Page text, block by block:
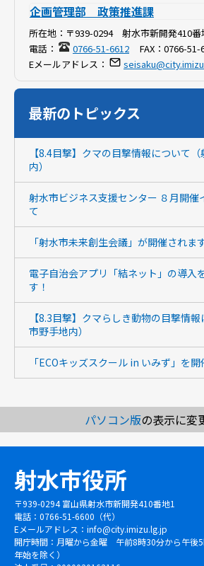
企画管理部 政策推進課
所在地： 〒939-0294 射水市新開発410番
電話：
0766-51-6612 FAX： 0766-51-
Eメールアドレス：
最新のトピックス
【8.4目撃】クマの目撃情報について
内）
射水市ビジネス支援センター ８月開催
て
「射水市未来創生会議」が開催されま
電子自治会アプリ「結ネット」の導入
す！
【8.3目撃】クマらしき動物の目撃情
市野手地内）
「ECOキッズスクール in いみず」を開
パソコン版の表示に変
射水市役所
〒939-0294 富山県射水市新開発410番地1
電話：0766-51-6600（代）
Eメールアドレス： info@city.imizu.lg.jp
開庁時間：月曜から金曜 午前8時30分から午後
年始を除く）